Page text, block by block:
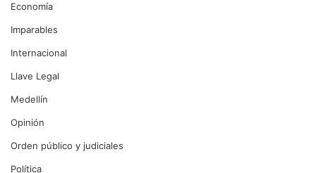
Economía
Imparables
Internacional
Llave Legal
Medellín
Opinión
Orden público y judiciales
Política